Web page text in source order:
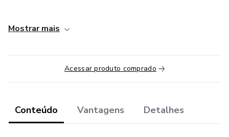
C) Fatores de Risco 02
Mostrar mais
Acessar produto comprado
Conteúdo Vantagens Detalhes